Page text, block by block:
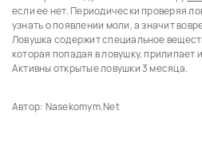
если ее нет. Периодически проверяя
узнать о появлении моли, а значит
Ловушка содержит специальное
которая попадая в ловушку, прилипает
Активны открытые ловушки 3 месяца.
Автор: Nasekomym.Net